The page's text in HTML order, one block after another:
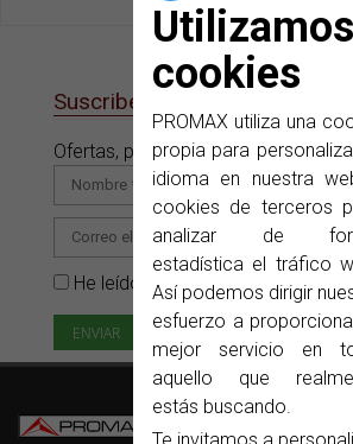
Utilizamos
cookies
PROMAX utiliza una
propia para
idioma en nuestra
cookies de terceros
analizar de
estadística el tráfico
Así podemos dirigir
esfuerzo a
mejor servicio en
aquello que
estás buscando.
Te invitamos a
Suscribete a nuestras e-News
Ofertas, promociones y
He leído y acepto la Política de